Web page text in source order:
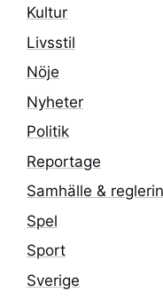
Kultur
Livsstil
Nöje
Nyheter
Politik
Reportage
Samhälle &
Spel
Sport
Sverige